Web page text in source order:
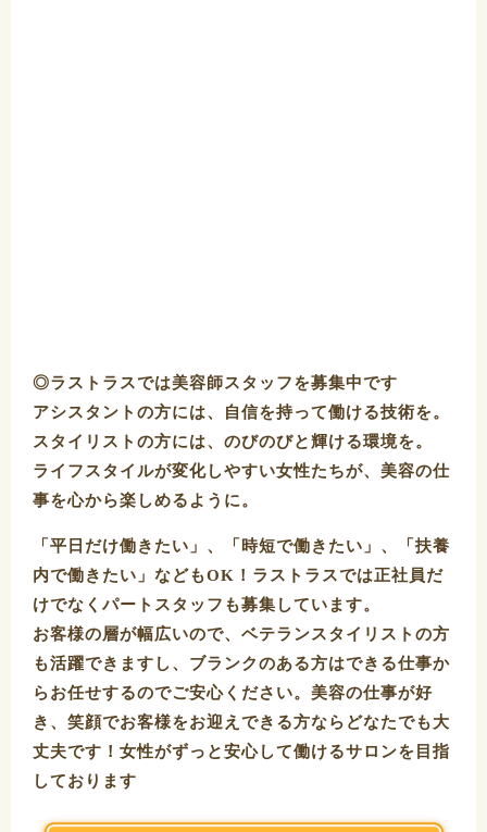
◎ラストラスでは美容師スタッフを募集中です
アシスタントの方には、自信を持って働ける技術を。
スタイリストの方には、のびのびと輝ける環境を。
ライフスタイルが変化しやすい女性たちが、美容の仕
事を心から楽しめるように。
「平日だけ働きたい」、「時短で働きたい」、「扶養
内で働きたい」などもOK！ラストラスでは正社員だ
けでなくパートスタッフも募集しています。
お客様の層が幅広いので、ベテランスタイリストの方
も活躍できますし、ブランクのある方はできる仕事か
らお任せするのでご安心ください。美容の仕事が好
き、笑顔でお客様をお迎えできる方ならどなたでも大
丈夫です！女性がずっと安心して働けるサロンを目指
しております